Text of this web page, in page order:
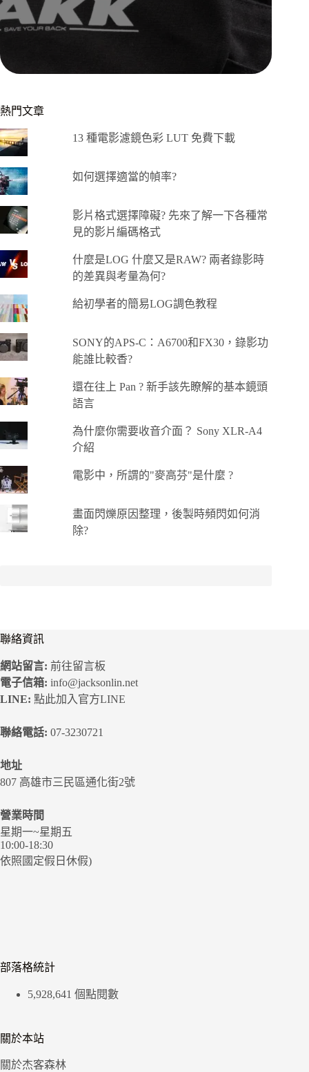
熱門文章
13 種電影濾鏡色彩 LUT 免費下載
如何選擇適當的幀率?
影片格式選擇障礙? 先來了解一下各種常
見的影片編碼格式
什麼是LOG 什麼又是RAW? 兩者錄影時
的差異與考量為何?
給初學者的簡易LOG調色教程
SONY的APS-C：A6700和FX30，錄影功
能誰比較香?
還在往上 Pan ? 新手該先瞭解的基本鏡頭
語言
為什麼你需要收音介面？ Sony XLR-A4
介紹
電影中，所謂的"麥高芬"是什麼 ?
畫面閃爍原因整理，後製時頻閃如何消
除?
聯絡資訊
網站留言: 前往留言板
電子信箱: info@jacksonlin.net
LINE: 點此加入官方LINE
聯絡電話: 07-3230721
地址
807 高雄市三民區通化街2號
營業時間
星期一~星期五
10:00-18:30
依照國定假日休假)
部落格統計
5,928,641 個點閱數
關於本站
關於杰客森林